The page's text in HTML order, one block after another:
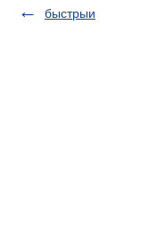
быстрыи